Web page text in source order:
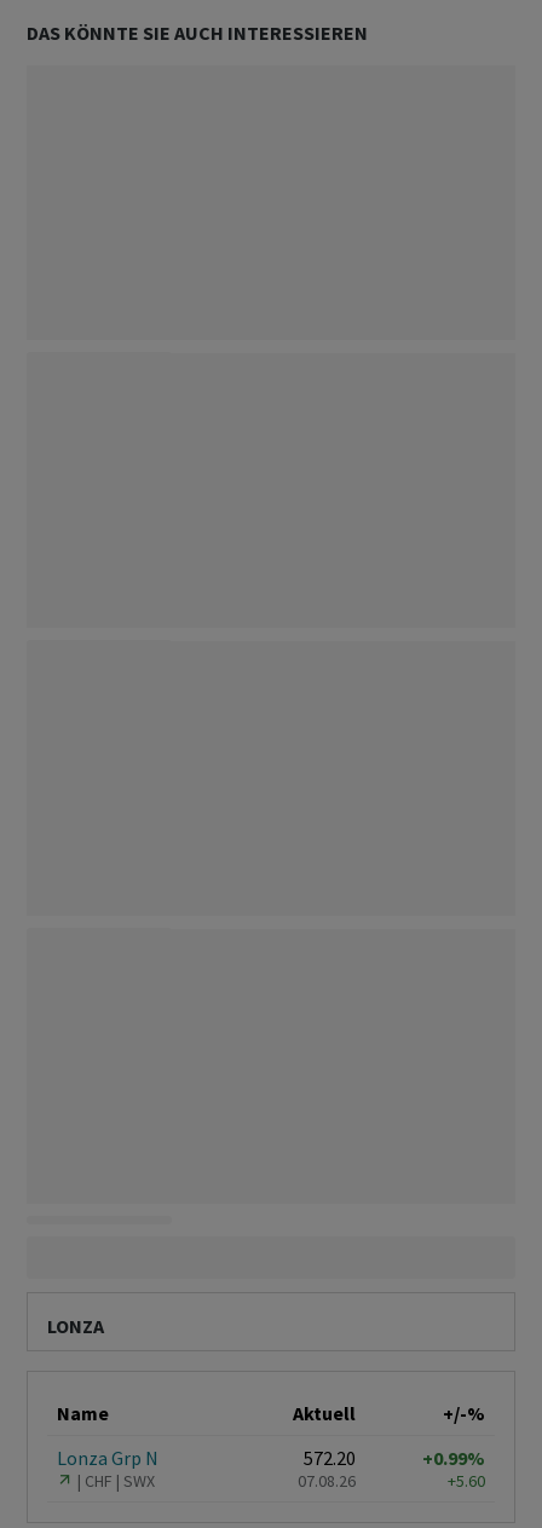
DAS KÖNNTE SIE AUCH INTERESSIEREN
LONZA
Name Aktuell
+/-%
Lonza Grp N
CHF SWX
572.20
07.08.26
+0.99%
+5.60